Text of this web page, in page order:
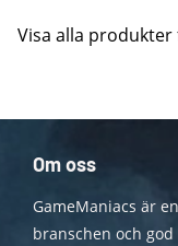
Visa alla
Om oss
GameManiacs är
branschen och